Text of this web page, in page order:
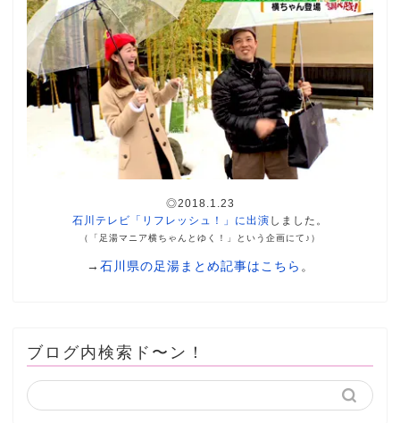
◎2018.1.23
石川テレビ「リフレッシュ！」に出演 しました。
（「足湯マニア横ちゃんとゆく！」という企画にて♪）
→ 石川県の足湯まとめ記事はこちら 。
ブログ内検索ド〜ン！